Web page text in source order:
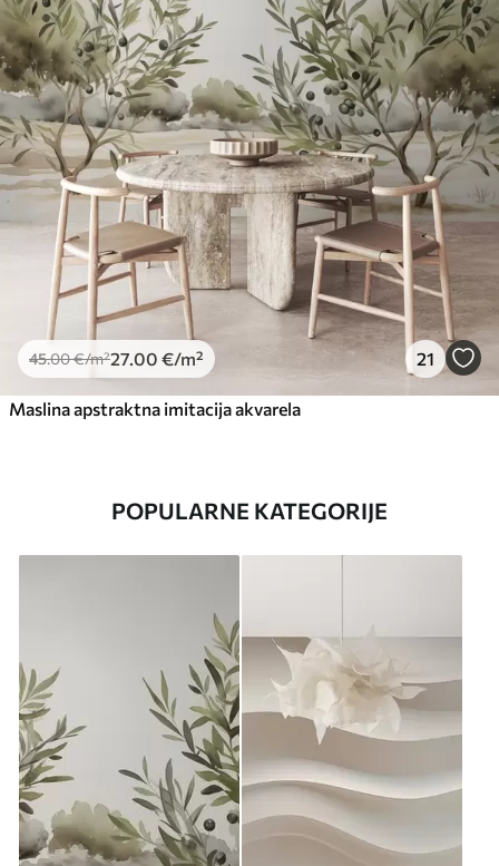
45.00€/m²27 .00 €/m² 21
Maslina apstraktna imitacija akvarela
POPULARNE KATEGORIJE